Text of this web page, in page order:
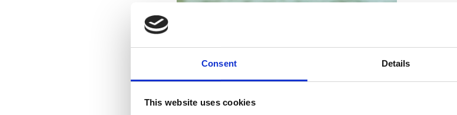
Consent Details
This website uses cookies
und